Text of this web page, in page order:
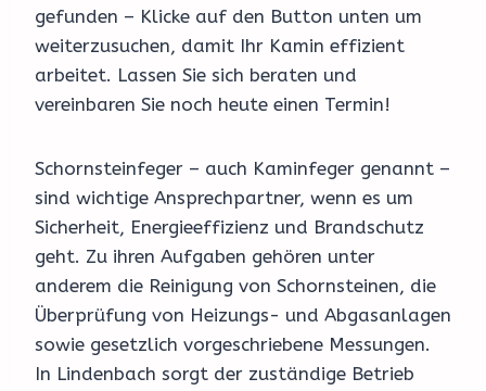
gefunden – Klicke auf den Button unten um
weiterzusuchen, damit Ihr Kamin effizient
arbeitet. Lassen Sie sich beraten und
vereinbaren Sie noch heute einen Termin!
Schornsteinfeger – auch Kaminfeger genannt –
sind wichtige Ansprechpartner, wenn es um
Sicherheit, Energieeffizienz und Brandschutz
geht. Zu ihren Aufgaben gehören unter
anderem die Reinigung von Schornsteinen, die
Überprüfung von Heizungs- und Abgasanlagen
sowie gesetzlich vorgeschriebene Messungen.
In Lindenbach sorgt der zuständige Betrieb